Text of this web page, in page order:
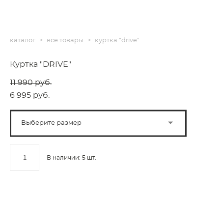
каталог > все товары > куртка "drive"
Куртка "DRIVE"
11 990 pуб.
6 995 pуб.
Выберите размер
В наличии: 5 шт.